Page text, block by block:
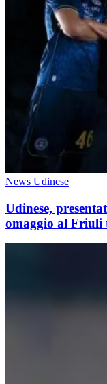
News Udinese
Udinese,
omaggio al Friuli